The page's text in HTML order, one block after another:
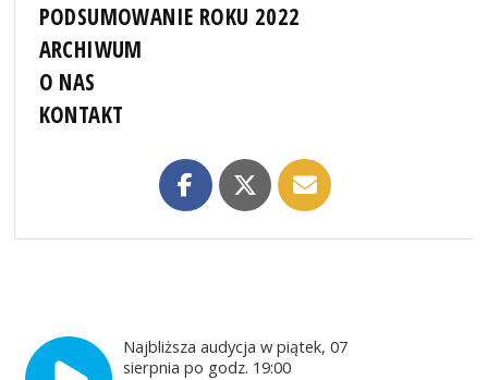
PODSUMOWANIE ROKU 2022
ARCHIWUM
O NAS
KONTAKT
Najbliższa audycja w piątek, 07
sierpnia po godz. 19:00